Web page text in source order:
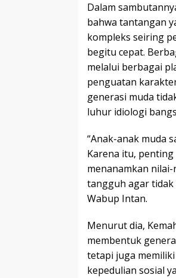
Dalam
bahwa tantangan
kompleks seiring
begitu cepat.
melalui berbagai
penguatan
generasi muda
luhur idiologi
“Anak-anak muda
Karena itu,
menanamkan
tangguh agar
Wabup Intan.
Menurut dia,
membentuk
tetapi juga
kepedulian sosial